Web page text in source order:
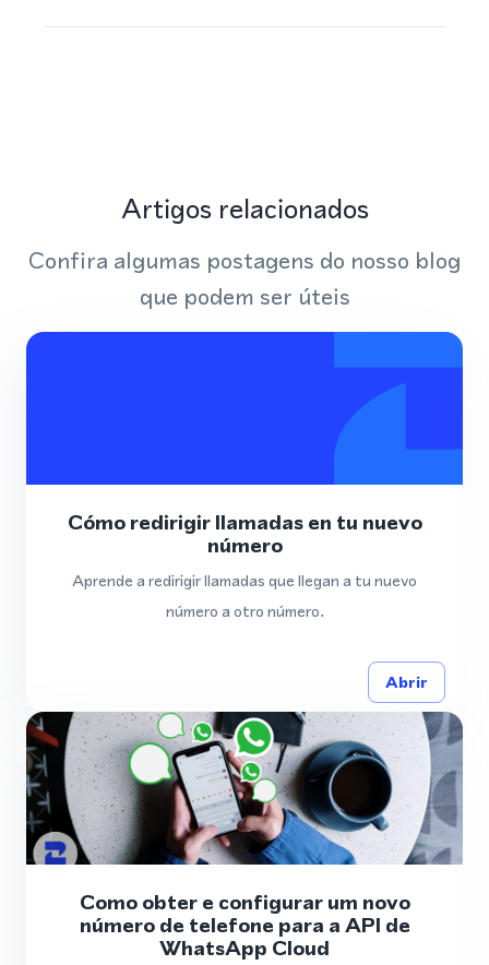
Artigos relacionados
Confira algumas postagens do nosso blog
que podem ser úteis
Cómo redirigir llamadas en tu nuevo
número
Aprende a redirigir llamadas que llegan a tu nuevo
número a otro número.
Abrir
Como obter e configurar um novo
número de telefone para a API de
WhatsApp Cloud